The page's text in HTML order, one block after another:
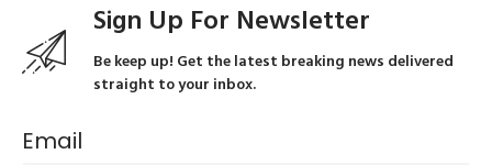
Sign Up For Newsletter
Be keep up! Get the latest breaking news delivered
straight to your inbox.
Email